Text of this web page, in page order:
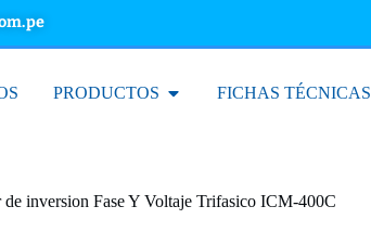
PRODUCTOS FICHAS TÉCNICAS
de inversion Fase Y Voltaje Trifasico ICM-400C